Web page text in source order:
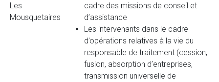
Les
Mousquetaires
cadre des missions de conseil et
d’assistance
Les intervenants dans le cadre
d’opérations relatives à la vie du
responsable de traitement (cession,
fusion, absorption d’entreprises,
transmission universelle de